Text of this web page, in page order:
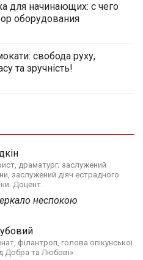
для начинающих: с чего
оборудования
свобода руху,
та зручність!
драматург; заслужений
заслужений діяч естрадного
Доцент.
неспокою
філантроп, голова опікунської
Добра та Любові»